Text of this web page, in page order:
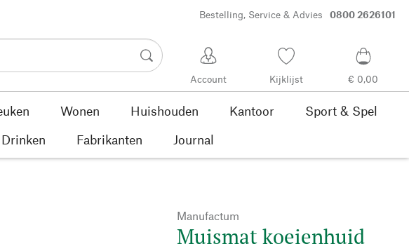
Bestelling, Service & Advies 0800 2626101
Account Kijklijst € 0,00
Wonen Huishouden Kantoor
Sport & Spel
Fabrikanten Journal
Manufactum
Muismat koeienhuid